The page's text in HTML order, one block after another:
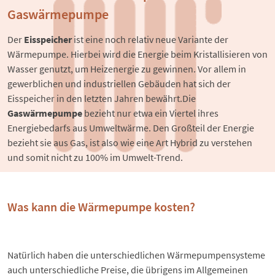
Gaswärmepumpe
Der Eisspeicher ist eine noch relativ neue Variante der
Wärmepumpe. Hierbei wird die Energie beim Kristallisieren von
Wasser genutzt, um Heizenergie zu gewinnen. Vor allem in
gewerblichen und industriellen Gebäuden hat sich der
Gaswärmepumpe bezieht nur etwa ein Viertel ihres
Energiebedarfs aus Umweltwärme. Den Großteil der Energie
bezieht sie aus Gas, ist also wie eine Art Hybrid zu verstehen
und somit nicht zu 100% im Umwelt-Trend.
Was kann die Wärmepumpe kosten?
Natürlich haben die unterschiedlichen Wärmepumpensysteme
auch unterschiedliche Preise, die übrigens im Allgemeinen